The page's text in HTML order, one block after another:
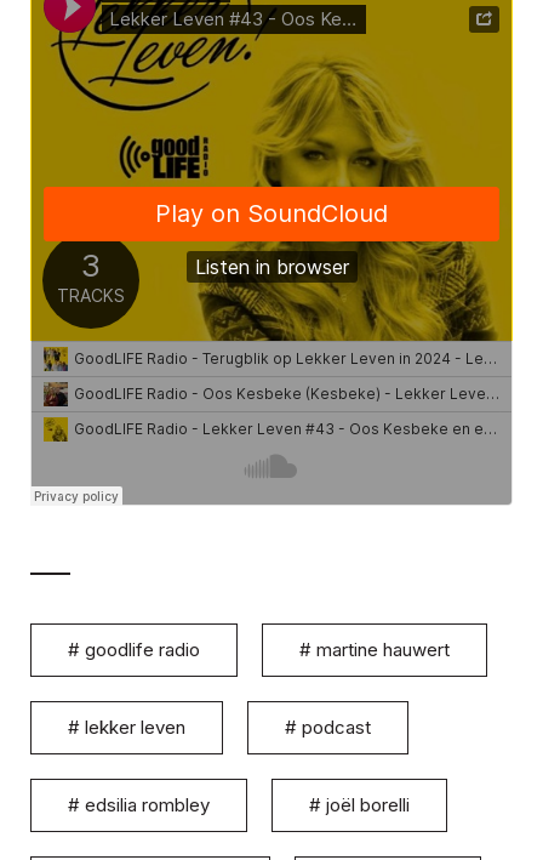
# goodlife radio # martine hauwert
# lekker leven # podcast
# edsilia rombley # joël borelli